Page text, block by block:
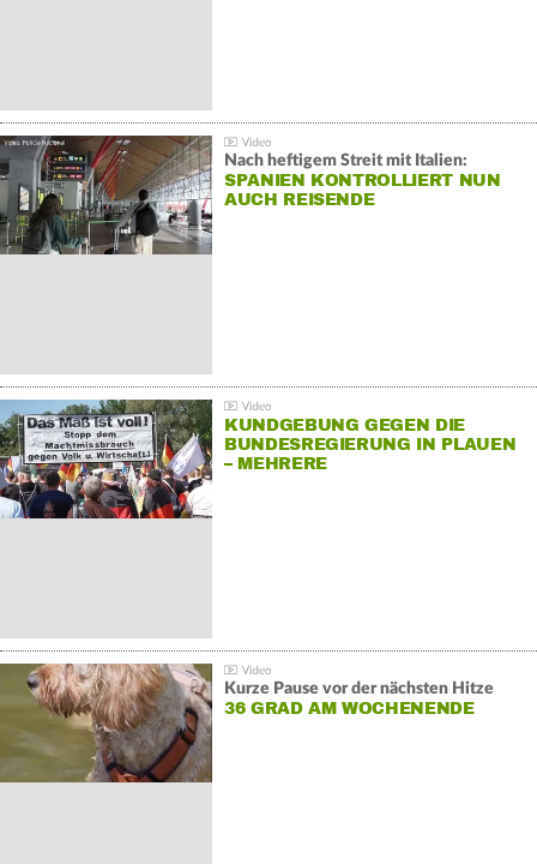
Nach heftigem Streit mit Italien:
SPANIEN KONTROLLIERT NUN
AUCH REISENDE
KUNDGEBUNG GEGEN DIE
BUNDESREGIERUNG IN PLAUEN
– MEHRERE
Kurze Pause vor der nächsten Hitze
36 GRAD AM WOCHENENDE